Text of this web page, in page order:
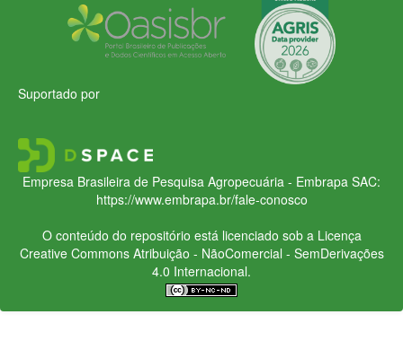
Suportado por
Empresa Brasileira de Pesquisa Agropecuária - Embrapa SAC:
https://www.embrapa.br/fale-conosco
O conteúdo do repositório está licenciado sob a Licença
Creative CommonsAtribuição - NãoComercial - SemDerivações
4.0 Internacional.